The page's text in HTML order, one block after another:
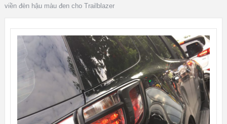
viền đèn hậu màu đen cho Trailblazer